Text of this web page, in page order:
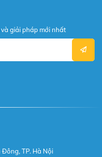
giải pháp mới nhất
Đông, TP. Hà Nội